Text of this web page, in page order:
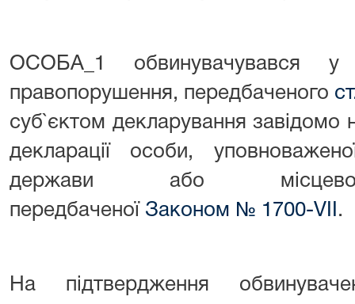
ОСОБА_1 обвинувачувався у
правопорушення, передбаченого
суб`єктом декларування завідомо
декларації особи,
держави або
передбаченої Законом № 1700-VII .
На підтвердження